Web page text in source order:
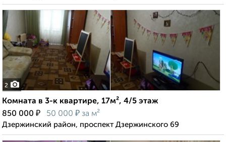
2
Комната в 3-к квартире, 17м², 4/5 этаж
850 000 ₽ 50 000 ₽ за м²
Дзержинский район, проспект Дзержинского 69